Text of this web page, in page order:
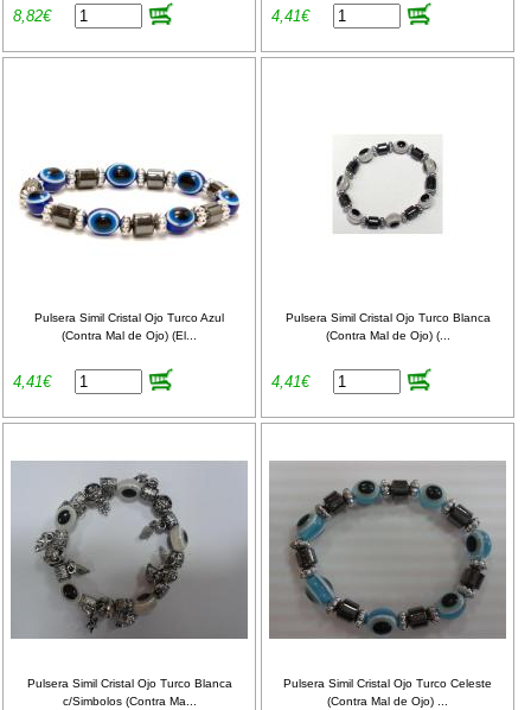
8,82€ 4,41€
Pulsera Simil Cristal Ojo Turco Azul
(Contra Mal de Ojo) (El...
4,41€
Pulsera Simil Cristal Ojo Turco Blanca
(Contra Mal de Ojo) (...
4,41€
Pulsera Simil Cristal Ojo Turco Blanca
c/Simbolos (Contra Ma...
Pulsera Simil Cristal Ojo Turco Celeste
(Contra Mal de Ojo) ...